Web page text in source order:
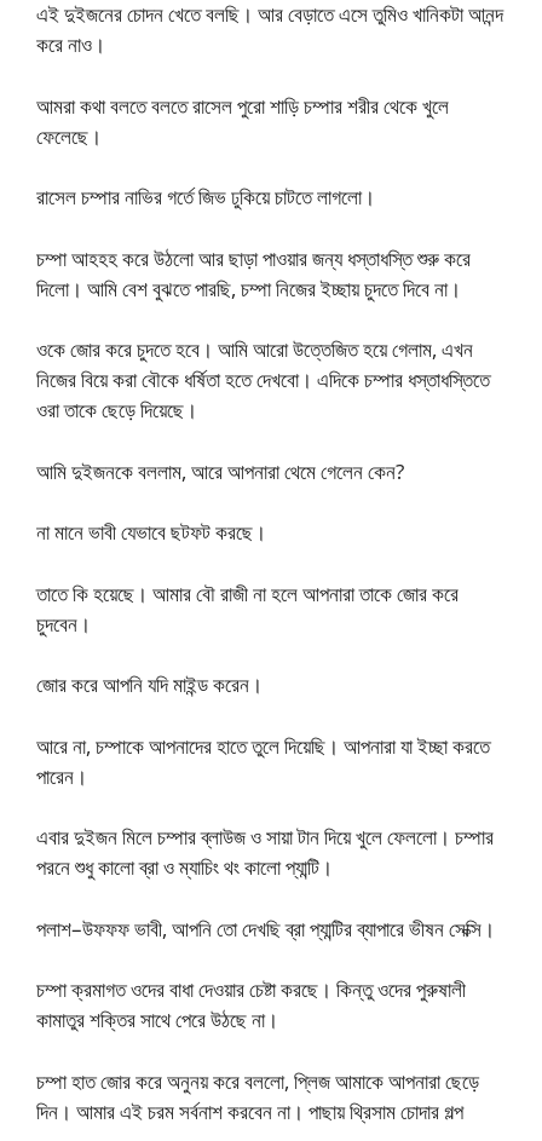
এই দুইজনের চোদন খেতে বলছি। আর বেড়াতে এসে তুমিও খানিকটা আনন্দ
করে নাও।
আমরা কথা বলতে বলতে রাসেল পুরো শাড়ি চম্পার শরীর থেকে খুলে
ফেলেছে।
রাসেল চম্পার নাভির গর্তে জিভ ঢুকিয়ে চাটতে লাগলো।
চম্পা আহহহ করে উঠলো আর ছাড়া পাওয়ার জন্য ধস্তাধস্তি শুরু করে
দিলো। আমি বেশ বুঝতে পারছি, চম্পা নিজের ইচ্ছায় চুদতে দিবে না।
ওকে জোর করে চুদতে হবে। আমি আরো উত্তেজিত হয়ে গেলাম, এখন
নিজের বিয়ে করা বৌকে ধর্ষিতা হতে দেখবো। এদিকে চম্পার ধস্তাধস্তিতে
ওরা তাকে ছেড়ে দিয়েছে।
আমি দুইজনকে বললাম, আরে আপনারা থেমে গেলেন কেন?
না মানে ভাবী যেভাবে ছটফট করছে।
তাতে কি হয়েছে। আমার বৌ রাজী না হলে আপনারা তাকে জোর করে
চুদবেন।
জোর করে আপনি যদি মাইন্ড করেন।
আরে না, চম্পাকে আপনাদের হাতে তুলে দিয়েছি। আপনারা যা ইচ্ছা করতে
পারেন।
এবার দুইজন মিলে চম্পার ব্লাউজ ও সায়া টান দিয়ে খুলে ফেললো। চম্পার
পরনে শুধু কালো ব্রা ও ম্যাচিং থং কালো প্যান্টি।
পলাশ–উফফফ ভাবী, আপনি তো দেখছি ব্রা প্যান্টির ব্যাপারে ভীষন সেক্সি।
চম্পা ক্রমাগত ওদের বাধা দেওয়ার চেষ্টা করছে। কিন্তু ওদের পুরুষালী
কামাতুর শক্তির সাথে পেরে উঠছে না।
চম্পা হাত জোর করে অনুনয় করে বললো, প্লিজ আমাকে আপনারা ছেড়ে
দিন। আমার এই চরম সর্বনাশ করবেন না। পাছায় থ্রিসাম চোদার গল্প